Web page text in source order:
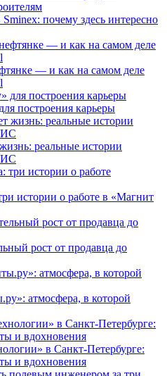
почему здесь интересно
— и как на самом деле
построения карьеры
реальные истории
истории о работе в «Магнит
рост от продавца до
атмосфера, в которой
в Санкт-Петербурге:
и вдохновения